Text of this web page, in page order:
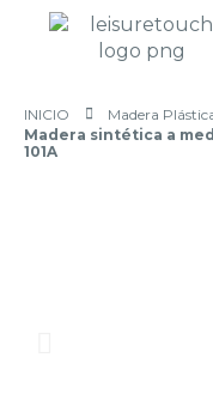
INICIO
Madera
Madera sintética a
101A